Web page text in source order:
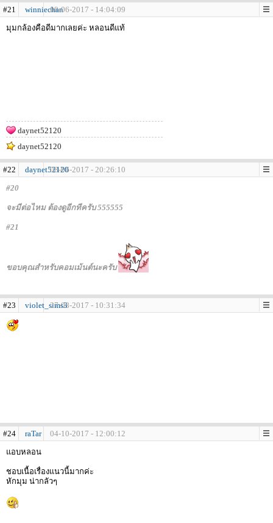
#21 winniechan08-06-2017 - 14:04:09
มุมกล้องคือดีมากเลยค่ะ หลอนดีแท้
daynet52120
daynet52120
#22 daynet5212008-06-2017 - 20:26:10
#20
จะมีต่อไหม ต้องดูอีกทีครับ 555555
#21
ขอบคุณสำหรับคอมเม้นต์นะครับ
#23 violet_sims327-08-2017 - 10:31:34
#24 raTar
04-10-2017 - 12:00:12
แอบหลอน
ชอบเนื้อเรื่องแนวนี้มากค่ะ
หักมุม น่ากลัวๆ